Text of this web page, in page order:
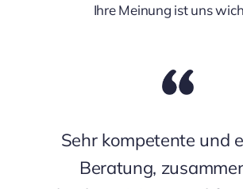
Ihre Meinung ist uns
Sehr kompetente und
Beratung,